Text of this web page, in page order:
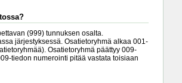
(999) tunnuksen osalta.
järjestyksessä. Osatietoryhmä alkaa 001-
Osatietoryhmä päättyy 009-
tiedon numerointi pitää vastata toisiaan